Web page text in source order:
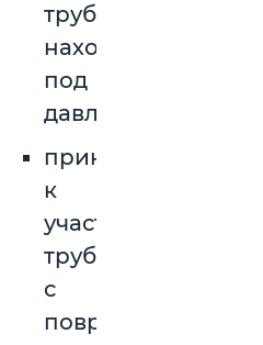
трубопроводов,
находящихся
под
давлением;
прикасаться
к
участкам
трубопроводов
с
поврежденной